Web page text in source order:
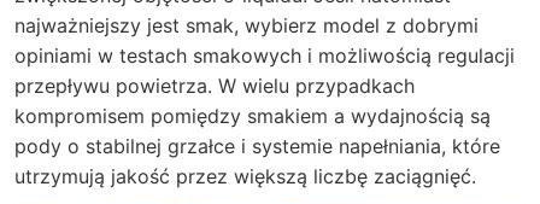
najważniejszy jest smak, wybierz model z dobrymi
opiniami w testach smakowych i możliwością regulacji
przepływu powietrza. W wielu przypadkach
kompromisem pomiędzy smakiem a wydajnością są
pody o stabilnej grzałce i systemie napełniania, które
utrzymują jakość przez większą liczbę zaciągnięć.